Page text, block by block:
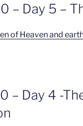
– Day 5 –
of Heaven and
– Day 4 -